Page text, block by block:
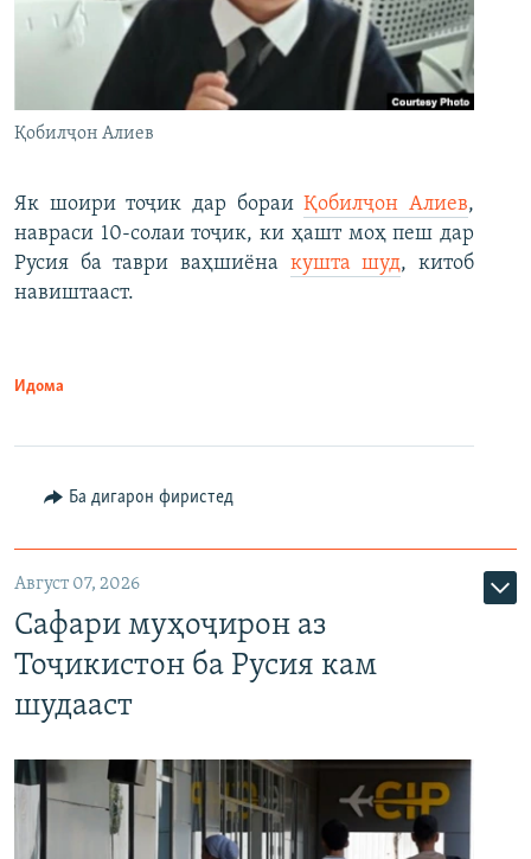
Қобилҷон Алиев
Як шоири тоҷик дар бораиҚобилҷон Алиев,
навраси 10-солаи тоҷик, ки ҳашт моҳ пеш дар
Русия ба таври ваҳшиёна кушта шуд, китоб
навиштааст.
Идома
Ба дигарон фиристед
Август 07, 2026
Сафари муҳоҷирон аз
Тоҷикистон ба Русия кам
шудааст